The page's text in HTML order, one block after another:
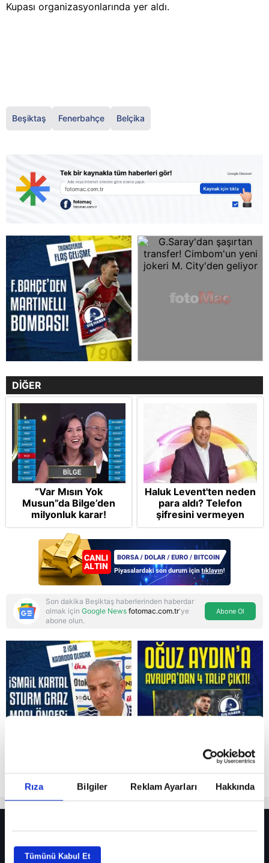
Rıza Bilgiler Reklam Ayarları Hakkında
Tümünü Kabul Et
Reddet
Kupası organizasyonlarında yer aldı.
Beşiktaş Fenerbahçe Belçika
DİĞER
“Var Mısın Yok
Musun”da Bilge’den
milyonluk karar!
Haluk Levent'ten neden
para aldı? Telefon
şifresini vermeyen
Tahir Sarıkaya'nın
ifadesi Takvim'de: PR ve
reklam savunması
Son dakika Beşiktaş haberlerinden haberdar
olmak için Google News fotomac.com.tr'ye
abone olun.
Abone Ol
Fenerbahçe’de sürpriz ayrılık ihtimali! Devre arasında gelmişti